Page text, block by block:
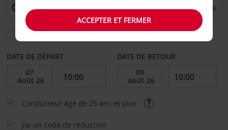
DATE DE DÉPART DATE DE RETOUR
Conducteur âgé de 25 ans et plus
J’ai un code de réduction
ACCEPTER ET FERMER